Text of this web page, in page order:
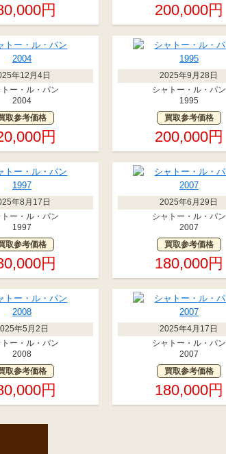
円 200,000円
年12月4日
トー・ル・パン
2004
取参考価格
円
2025年9月28日
シャトー・ル・パン
1995
買取参考価格
200,000円
年8月17日
トー・ル・パン
1997
取参考価格
円
2025年6月29日
シャトー・ル・パン
2007
買取参考価格
180,000円
年5月2日
トー・ル・パン
2008
取参考価格
円
2025年4月17日
シャトー・ル・パン
2007
買取参考価格
180,000円